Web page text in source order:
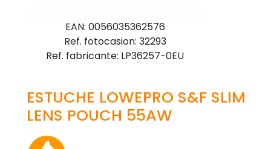
EAN: 0056035362576
Ref. fotocasion: 32293
Ref. fabricante: LP36257-0EU
ESTUCHE LOWEPRO S&F SLIM
LENS POUCH 55AW